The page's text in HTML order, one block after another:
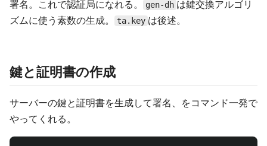
署名。これで認証局になれる。
gen-dh は鍵交換アルゴリ
ズムに使う素数の生成。
ta.key は後述。
鍵と証明書の作成
サーバーの鍵と証明書を生成して署名、をコマンド一発で
やってくれる。